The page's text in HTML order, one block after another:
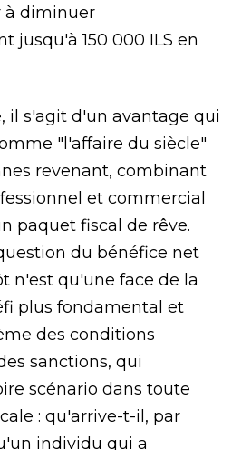
à diminuer
jusqu'à 150 000 ILS en
il s'agit d'un avantage qui
"l'affaire du siècle"
revenant, combinant
et commercial
paquet fiscal de rêve.
du bénéfice net
n'est qu'une face de la
plus fondamental et
des conditions
sanctions, qui
scénario dans toute
: qu'arrive-t-il, par
individu qui a